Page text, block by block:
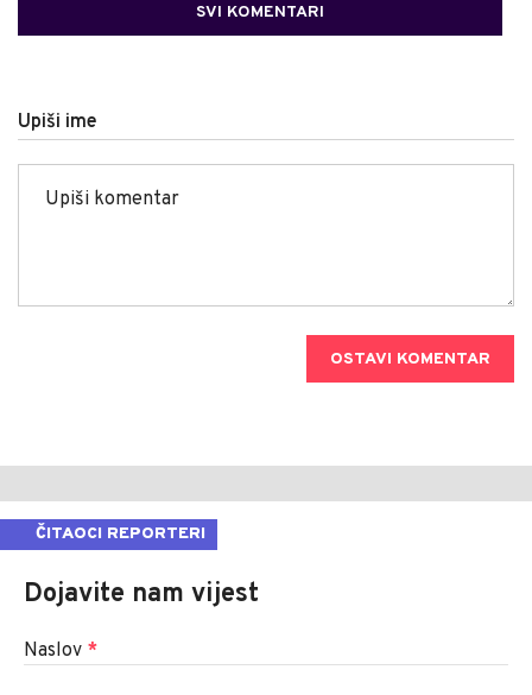
SVI KOMENTARI
Upiši ime
OSTAVI KOMENTAR
ČITAOCI REPORTERI
Dojavite nam vijest
Naslov *